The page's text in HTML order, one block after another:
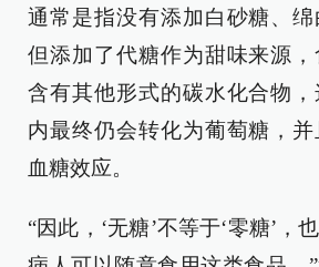
通常是指没有添加白砂糖、绵
但添加了代糖作为甜味来源
含有其他形式的碳水化合物
内最终仍会转化为葡萄糖，
血糖效应。
“因此，‘无糖’不等于‘零糖’，